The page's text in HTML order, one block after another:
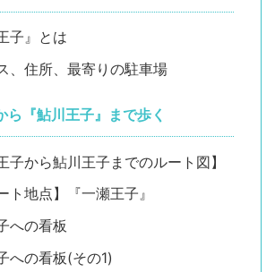
子』とは
、住所、最寄りの駐車場
ら『鮎川王子』まで歩く
子から鮎川王子までのルート図】
ト地点】『一瀬王子』
への看板
への看板(その1)